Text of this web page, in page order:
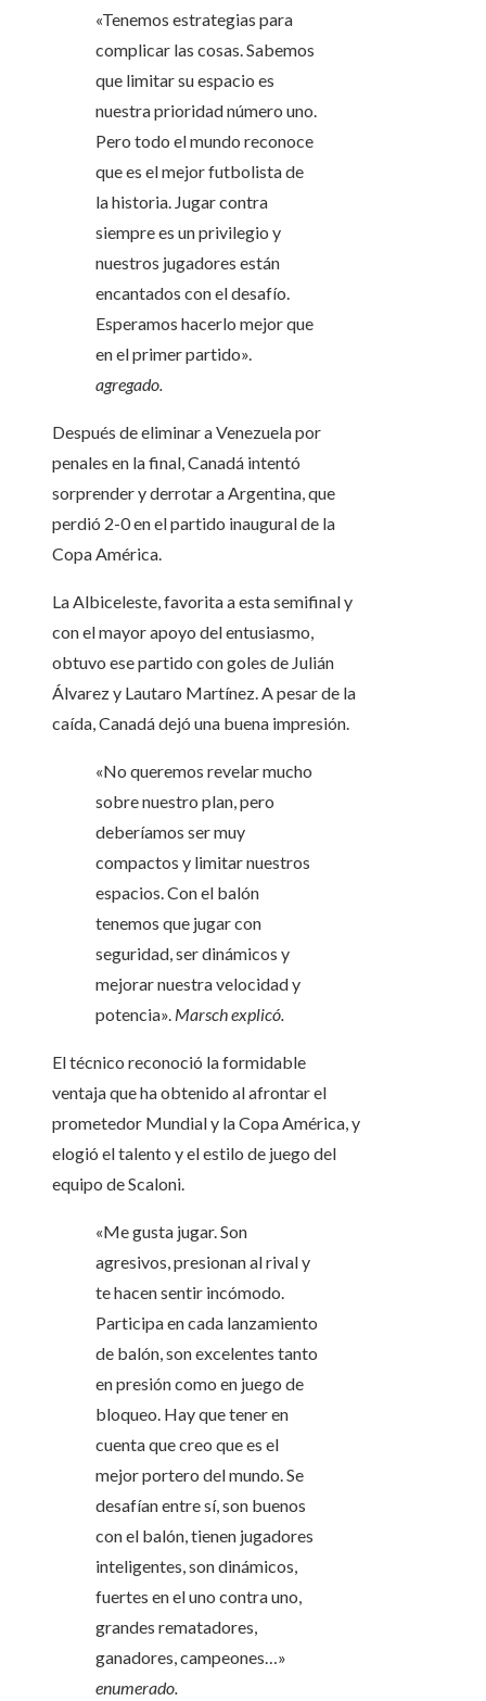
«Tenemos estrategias para
complicar las cosas. Sabemos
que limitar su espacio es
nuestra prioridad número uno.
Pero todo el mundo reconoce
que es el mejor futbolista de
la historia. Jugar contra
siempre es un privilegio y
nuestros jugadores están
encantados con el desafío.
Esperamos hacerlo mejor que
en el primer partido».
agregado.
Después de eliminar a Venezuela por
penales en la final, Canadá intentó
sorprender y derrotar a Argentina, que
perdió 2-0 en el partido inaugural de la
Copa América.
La Albiceleste, favorita a esta semifinal y
con el mayor apoyo del entusiasmo,
obtuvo ese partido con goles de Julián
Álvarez y Lautaro Martínez. A pesar de la
caída, Canadá dejó una buena impresión.
«No queremos revelar mucho
sobre nuestro plan, pero
deberíamos ser muy
compactos y limitar nuestros
espacios. Con el balón
tenemos que jugar con
seguridad, ser dinámicos y
mejorar nuestra velocidad y
potencia». Marsch explicó.
El técnico reconoció la formidable
ventaja que ha obtenido al afrontar el
prometedor Mundial y la Copa América, y
elogió el talento y el estilo de juego del
equipo de Scaloni.
«Me gusta jugar. Son
agresivos, presionan al rival y
te hacen sentir incómodo.
Participa en cada lanzamiento
de balón, son excelentes tanto
en presión como en juego de
bloqueo. Hay que tener en
cuenta que creo que es el
mejor portero del mundo. Se
desafían entre sí, son buenos
con el balón, tienen jugadores
inteligentes, son dinámicos,
fuertes en el uno contra uno,
grandes rematadores,
ganadores, campeones…»
enumerado.